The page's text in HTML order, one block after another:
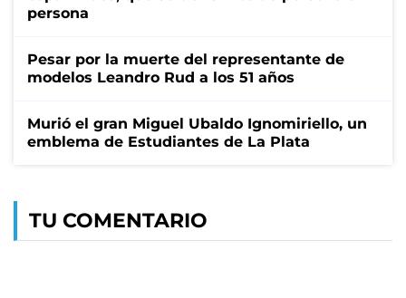
persona
Pesar por la muerte del representante de
modelos Leandro Rud a los 51 años
Murió el gran Miguel Ubaldo Ignomiriello, un
emblema de Estudiantes de La Plata
TU COMENTARIO